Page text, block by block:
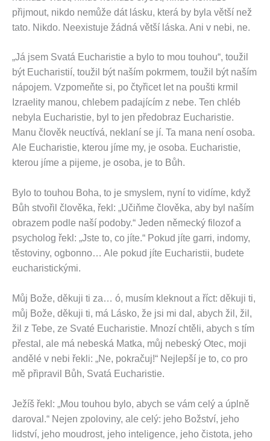
přijmout, nikdo nemůže dát lásku, která by byla větší než
tato. Nikdo. Neexistuje žádná větší láska. Ani v nebi, ne.
„Já jsem Svatá Eucharistie a bylo to mou touhou“, toužil
být Eucharistií, toužil být naším pokrmem, toužil být naším
nápojem. Vzpomeňte si, po čtyřicet let na poušti krmil
Izraelity manou, chlebem padajícím z nebe. Ten chléb
nebyla Eucharistie, byl to jen předobraz Eucharistie.
Manu člověk neuctívá, neklaní se jí. Ta mana není osoba.
Ale Eucharistie, kterou jíme my, je osoba. Eucharistie,
kterou jíme a pijeme, je osoba, je to Bůh.
Bylo to touhou Boha, to je smyslem, nyní to vidíme, když
Bůh stvořil člověka, řekl: „Učiňme člověka, aby byl naším
obrazem podle naší podoby.“ Jeden německý filozof a
psycholog řekl: „Jste to, co jíte.“ Pokud jíte garri, indomy,
těstoviny, ogbonno… Ale pokud jíte Eucharistii, budete
eucharistickými.
Můj Bože, děkuji ti za… ó, musím kleknout a říct: děkuji ti,
můj Bože, děkuji ti, má Lásko, že jsi mi dal, abych žil, žil,
žil z Tebe, ze Svaté Eucharistie. Mnozí chtěli, abych s tím
přestal, ale má nebeská Matka, můj nebeský Otec, moji
andělé v nebi řekli: „Ne, pokračuj!“ Nejlepší je to, co pro
mě připravil Bůh, Svatá Eucharistie.
Ježíš řekl: „Mou touhou bylo, abych se vám celý a úplně
daroval.“ Nejen zpoloviny, ale celý: jeho Božství, jeho
lidství, jeho moudrost, jeho inteligence, jeho čistota, jeho